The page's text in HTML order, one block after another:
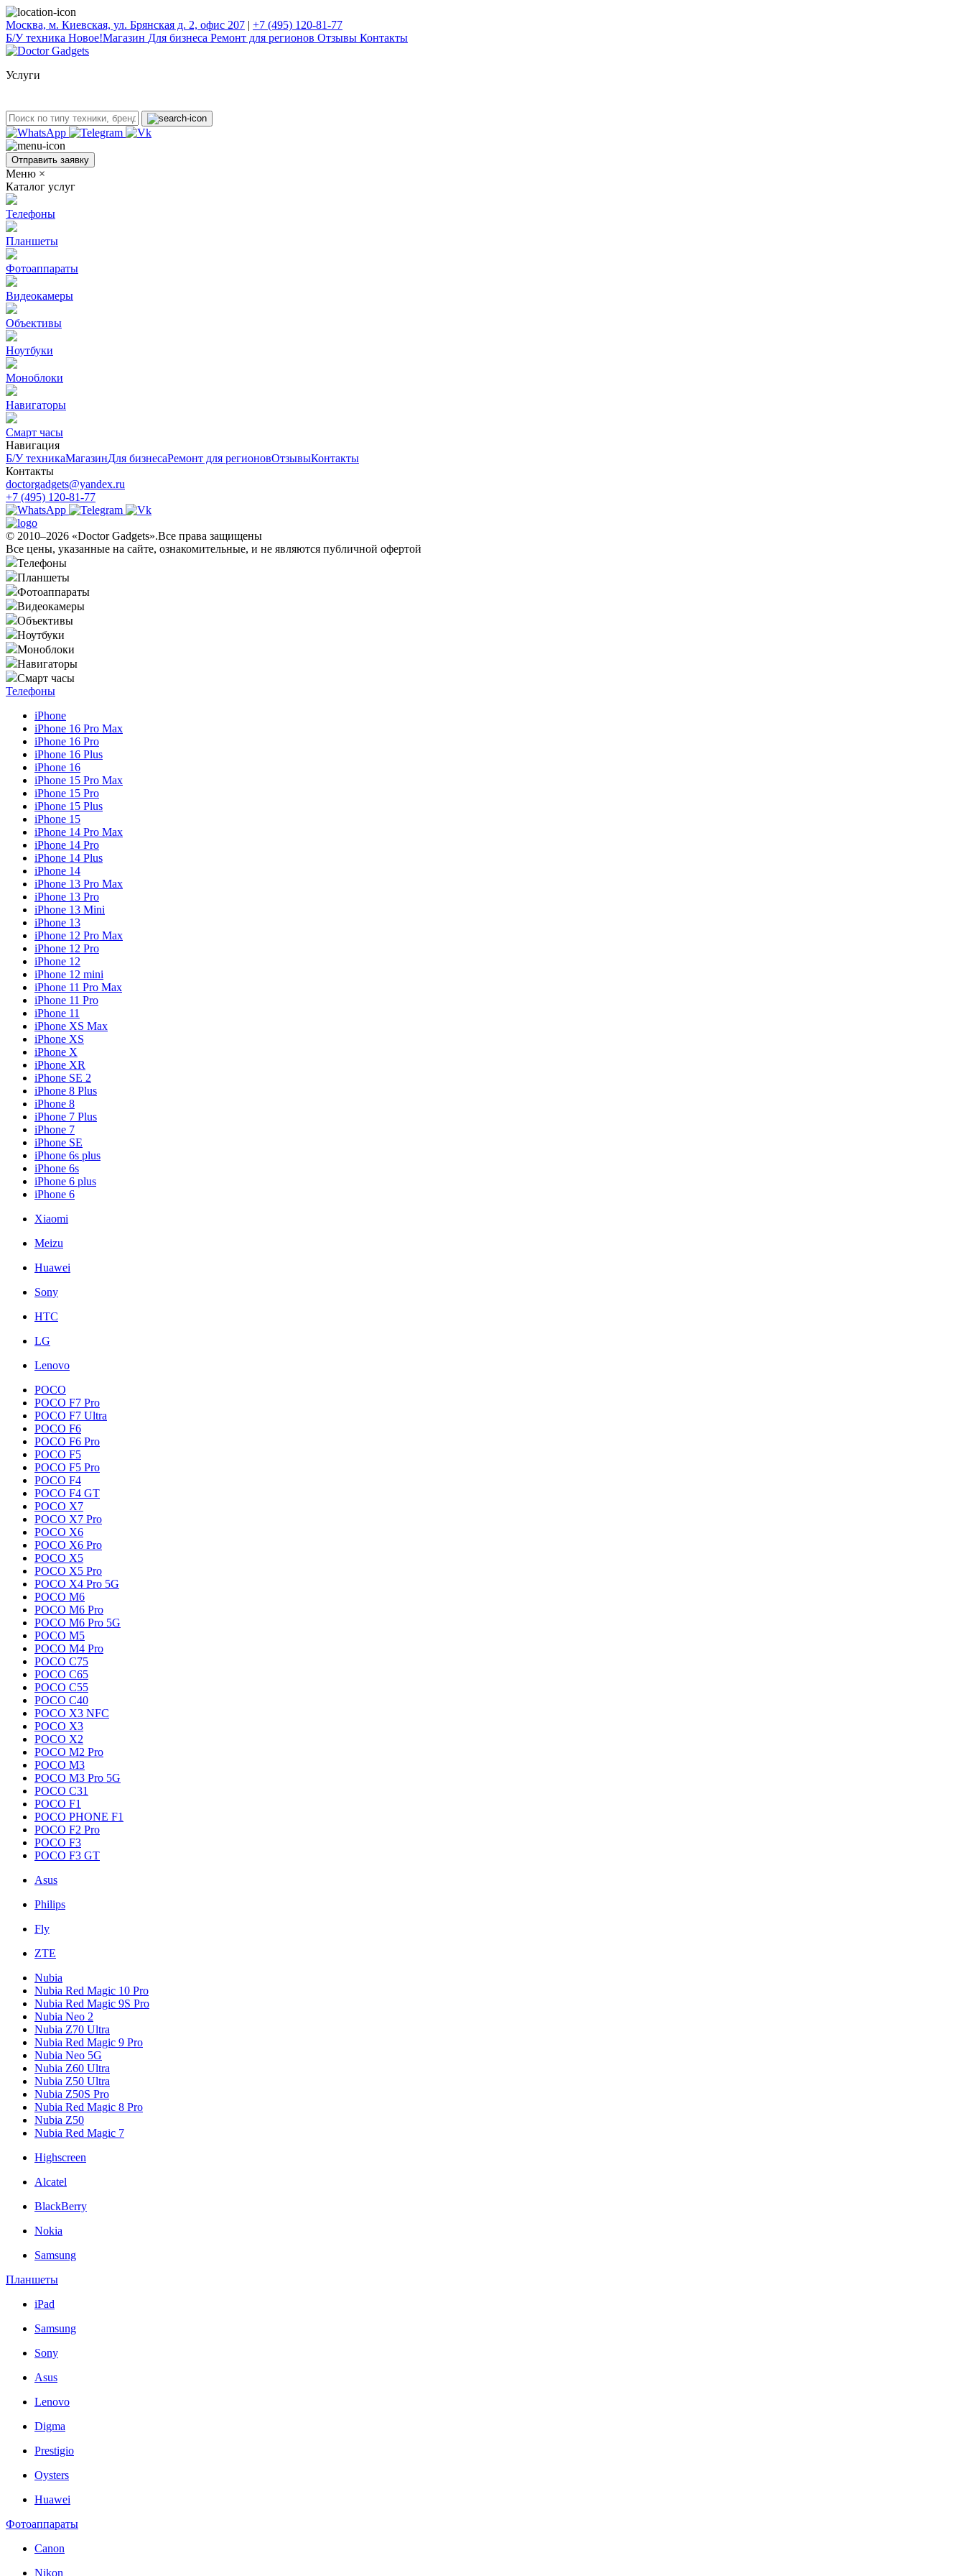
Москва, м. Киевская, ул. Брянская д. 2, офис 207 | +7 (495) 120-81-77
Б/У техникa Новое!Магазин Для бизнеса Ремонт для регионов Отзывы Контакты
Услуги
Отправить заявку
Меню ×
Каталог услуг
Телефоны
Планшеты
Фотоаппараты
Видеокамеры
Объективы
Ноутбуки
Моноблоки
Навигаторы
Смарт часы
Навигация
Б/У техникaМагазинДля бизнесаРемонт для регионовОтзывыКонтакты
Контакты
doctorgadgets@yandex.ru
+7 (495) 120-81-77
© 2010–2026 «Doctor Gadgets».Все права защищены
Все цены, указанные на сайте, ознакомительные, и не являются публичной офертой
Телефоны
Планшеты
Фотоаппараты
Видеокамеры
Объективы
Ноутбуки
Моноблоки
Навигаторы
Смарт часы
Телефоны
iPhone
iPhone 16 Pro Max
iPhone 16 Pro
iPhone 16 Plus
iPhone 16
iPhone 15 Pro Max
iPhone 15 Pro
iPhone 15 Plus
iPhone 15
iPhone 14 Pro Max
iPhone 14 Pro
iPhone 14 Plus
iPhone 14
iPhone 13 Pro Max
iPhone 13 Pro
iPhone 13 Mini
iPhone 13
iPhone 12 Pro Max
iPhone 12 Pro
iPhone 12
iPhone 12 mini
iPhone 11 Pro Max
iPhone 11 Pro
iPhone 11
iPhone XS Max
iPhone XS
iPhone X
iPhone XR
iPhone SE 2
iPhone 8 Plus
iPhone 8
iPhone 7 Plus
iPhone 7
iPhone SE
iPhone 6s plus
iPhone 6s
iPhone 6 plus
iPhone 6
Xiaomi
Meizu
Huawei
Sony
HTC
LG
Lenovo
POCO
POCO F7 Pro
POCO F7 Ultra
POCO F6
POCO F6 Pro
POCO F5
POCO F5 Pro
POCO F4
POCO F4 GT
POCO X7
POCO X7 Pro
POCO X6
POCO X6 Pro
POCO X5
POCO X5 Pro
POCO X4 Pro 5G
POCO M6
POCO M6 Pro
POCO M6 Pro 5G
POCO M5
POCO M4 Pro
POCO C75
POCO C65
POCO C55
POCO C40
POCO X3 NFC
POCO X3
POCO X2
POCO M2 Pro
POCO M3
POCO M3 Pro 5G
POCO C31
POCO F1
POCO PHONE F1
POCO F2 Pro
POCO F3
POCO F3 GT
Asus
Philips
Fly
ZTE
Nubia
Nubia Red Magic 10 Pro
Nubia Red Magic 9S Pro
Nubia Neo 2
Nubia Z70 Ultra
Nubia Red Magic 9 Pro
Nubia Neo 5G
Nubia Z60 Ultra
Nubia Z50 Ultra
Nubia Z50S Pro
Nubia Red Magic 8 Pro
Nubia Z50
Nubia Red Magic 7
Highscreen
Alcatel
BlackBerry
Nokia
Samsung
Планшеты
iPad
Samsung
Sony
Asus
Lenovo
Digma
Prestigio
Oysters
Huawei
Фотоаппараты
Canon
Nikon